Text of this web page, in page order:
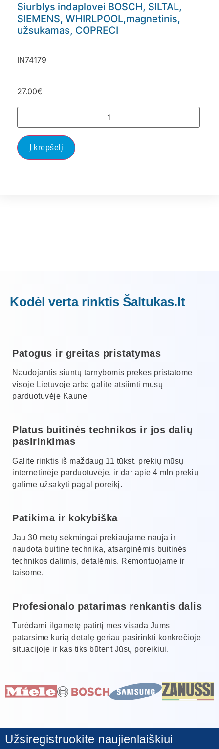
Siurblys indaplovei BOSCH, SILTAL,
SIEMENS, WHIRLPOOL,magnetinis,
užsukamas, COPRECI
IN74179
27.00€
Į krepšelį
Kodėl verta rinktis Šaltukas.lt
Patogus ir greitas pristatymas
Naudojantis siuntų tarnybomis prekes pristatome
visoje Lietuvoje arba galite atsiimti mūsų
parduotuvėje Kaune.
Platus buitinės technikos ir jos dalių
pasirinkimas
Galite rinktis iš maždaug 11 tūkst. prekių mūsų
internetinėje parduotuvėje, ir dar apie 4 mln prekių
galime užsakyti pagal poreikį.
Patikima ir kokybiška
Jau 30 metų sėkmingai prekiaujame nauja ir
naudota buitine technika, atsarginėmis buitinės
technikos dalimis, detalėmis. Remontuojame ir
taisome.
Profesionalo patarimas renkantis dalis
Turėdami ilgametę patirtį mes visada Jums
patarsime kurią detalę geriau pasirinkti konkrečioje
situacijoje ir kas tiks būtent Jūsų poreikiui.
Užsiregistruokite naujienlaiškiui